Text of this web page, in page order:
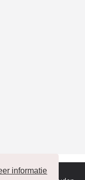
informatie